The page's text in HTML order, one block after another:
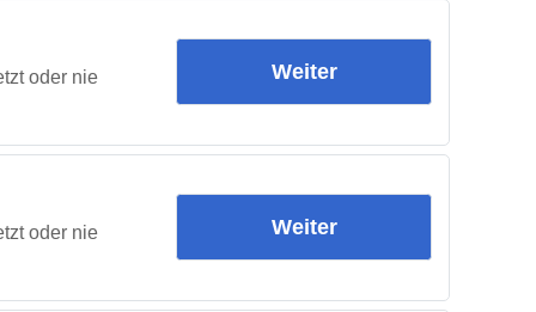
oder nie Weiter
oder nie Weiter